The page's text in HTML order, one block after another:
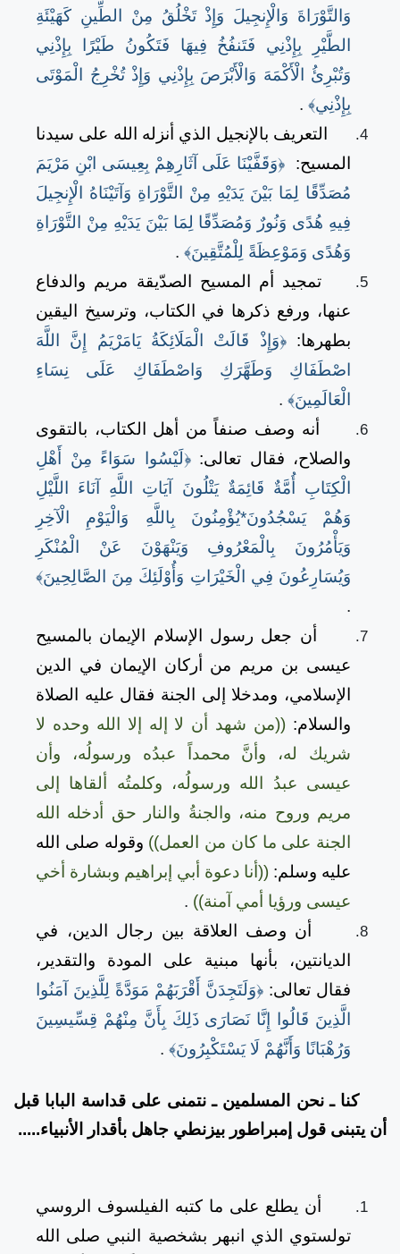
وَالتَّوْرَاةَ وَالْإِنجِيلَ وَإِذْ تَخْلُقُ مِنْ الطِّينِ كَهَيْئَةِ
الطَّيْرِ بِإِذْنِي فَتَنفُخُ فِيهَا فَتَكُونُ طَيْرًا بِإِذْنِي
وَتُبْرِئُ الْأَكْمَهَ وَالْأَبْرَصَ بِإِذْنِي وَإِذْ تُخْرِجُ الْمَوْتَى
بِإِذْنِي﴾ .
التعريف بالإنجيل الذي أنزله الله على سيدنا
المسيح:
﴿وَقَفَّيْنَا عَلَى آثَارِهِمْ بِعِيسَى ابْنِ مَرْيَمَ
مُصَدِّقًا لِمَا بَيْنَ يَدَيْهِ مِنْ التَّوْرَاةِ وَآتَيْنَاهُ الْإِنجِيلَ
فِيهِ هُدًى وَنُورٌ وَمُصَدِّقًا لِمَا بَيْنَ يَدَيْهِ مِنْ التَّوْرَاةِ
وَهُدًى وَمَوْعِظَةً لِلْمُتَّقِينَ﴾ .
تمجيد أم المسيح الصدّيقة مريم والدفاع
عنها، ورفع ذكرها في الكتاب، وترسيخ اليقين
بطهرها: ﴿وَإِذْ قَالَتْ الْمَلَائِكَةُ يَامَرْيَمُ إِنَّ اللَّهَ
اصْطَفَاكِ وَطَهَّرَكِ وَاصْطَفَاكِ عَلَى نِسَاءِ
الْعَالَمِينَ﴾ .
أنه وصف صنفاً من أهل الكتاب، بالتقوى
والصلاح، فقال تعالى: ﴿لَيْسُوا سَوَاءً مِنْ أَهْلِ
الْكِتَابِ أُمَّةٌ قَائِمَةٌ يَتْلُونَ آيَاتِ اللَّهِ آنَاءَ اللَّيْلِ
وَهُمْ يَسْجُدُونَ*يُؤْمِنُونَ بِاللَّهِ وَالْيَوْمِ الْآخِرِ
وَيَأْمُرُونَ بِالْمَعْرُوفِ وَيَنْهَوْنَ عَنْ الْمُنْكَرِ
وَيُسَارِعُونَ فِي الْخَيْرَاتِ وَأُوْلَئِكَ مِنَ الصَّالِحِينَ﴾
.
أن جعل رسول الإسلام الإيمان بالمسيح
عيسى بن مريم من أركان الإيمان في الدين
الإسلامي، ومدخلا إلى الجنة فقال عليه الصلاة
والسلام: ((من شهد أن لا إله إلا الله وحده لا
شريك له، وأنَّ محمداً عبدُه ورسولُه، وأن
عيسى عبدُ الله ورسولُه، وكلمتُه ألقاها إلى
مريم وروح منه، والجنةُ والنار حق أدخله الله
الجنة على ما كان من العمل)) وقوله صلى الله
عليه وسلم: ((أنا دعوة أبي إبراهيم وبشارة أخي
عيسى ورؤيا أمي آمنة)) .
أن وصف العلاقة بين رجال الدين، في
الديانتين، بأنها مبنية على المودة والتقدير،
فقال تعالى: ﴿وَلَتَجِدَنَّ أَقْرَبَهُمْ مَوَدَّةً لِلَّذِينَ آمَنُوا
الَّذِينَ قَالُوا إِنَّا نَصَارَى ذَلِكَ بِأَنَّ مِنْهُمْ قِسِّيسِينَ
وَرُهْبَانًا وَأَنَّهُمْ لَا يَسْتَكْبِرُونَ﴾ .
كنا ـ نحن المسلمين ـ نتمنى على قداسة البابا قبل
أن يتبنى قول إمبراطور بيزنطي جاهل بأقدار الأنبياء.....
أن يطلع على ما كتبه الفيلسوف الروسي
تولستوي الذي انبهر بشخصية النبي صلى الله